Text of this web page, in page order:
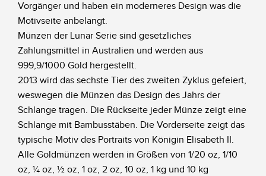
Vorgänger und haben ein moderneres Design was die
Motivseite anbelangt.
Münzen der Lunar Serie sind gesetzliches
Zahlungsmittel in Australien und werden aus
999,9/1000 Gold hergestellt.
2013 wird das sechste Tier des zweiten Zyklus gefeiert,
weswegen die Münzen das Design des Jahrs der
Schlange tragen. Die Rückseite jeder Münze zeigt eine
Schlange mit Bambusstäben. Die Vorderseite zeigt das
typische Motiv des Portraits von Königin Elisabeth II.
Alle Goldmünzen werden in Größen von 1/20 oz, 1/10
oz, ¼ oz, ½ oz, 1 oz, 2 oz, 10 oz, 1 kg und 10 kg